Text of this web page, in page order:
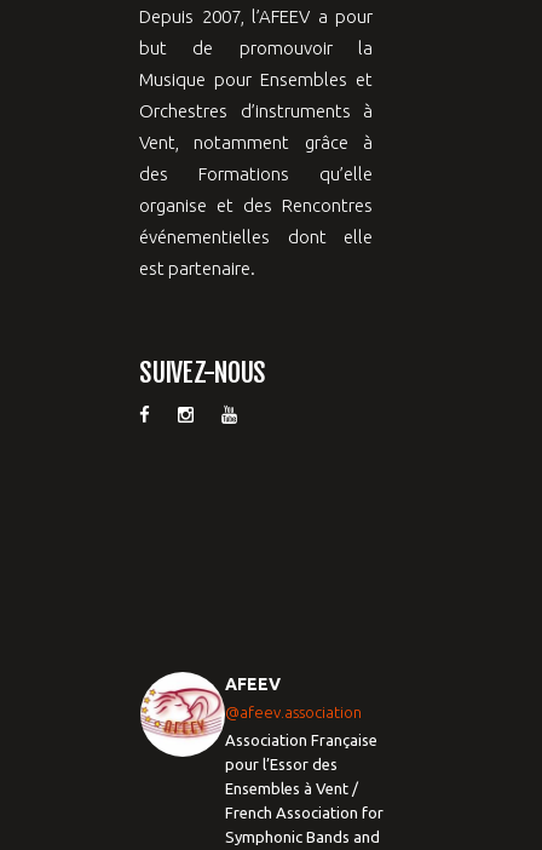
Depuis 2007, l’AFEEV a pour
but de promouvoir la
Musique pour Ensembles et
Orchestres d’instruments à
Vent, notamment grâce à
des Formations qu’elle
organise et des Rencontres
événementielles dont elle
est partenaire.
SUIVEZ-NOUS
AFEEV
@afeev.association
Association Française
pour l’Essor des
Ensembles à Vent /
French Association for
Symphonic Bands and